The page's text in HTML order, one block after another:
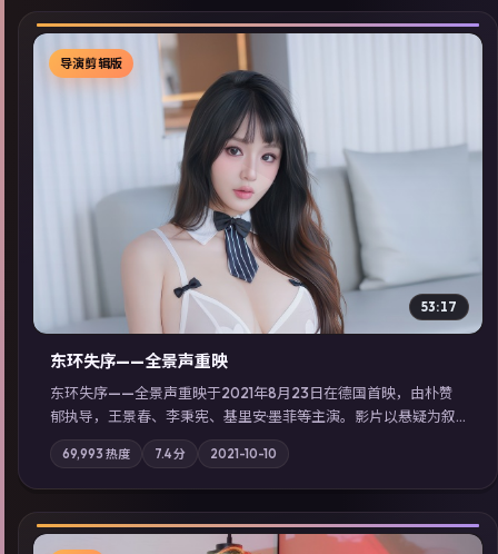
▶
导演剪辑版
53:17
东环失序——全景声重映
东环失序——全景声重映于2021年8月23日在德国首映，由朴赞
郁执导，王景春、李秉宪、基里安·墨菲等主演。影片以悬疑为叙
事主轴，科技与人性的边界在实验事故后逐渐模糊；摄影与配乐
强化地域气质；站内亦可通过「国产免费观看高清电视剧在线
看」延展检索同类型高分佳作，畅享高清在线追剧体验。
69,993 热度 7.4分 2021-10-10